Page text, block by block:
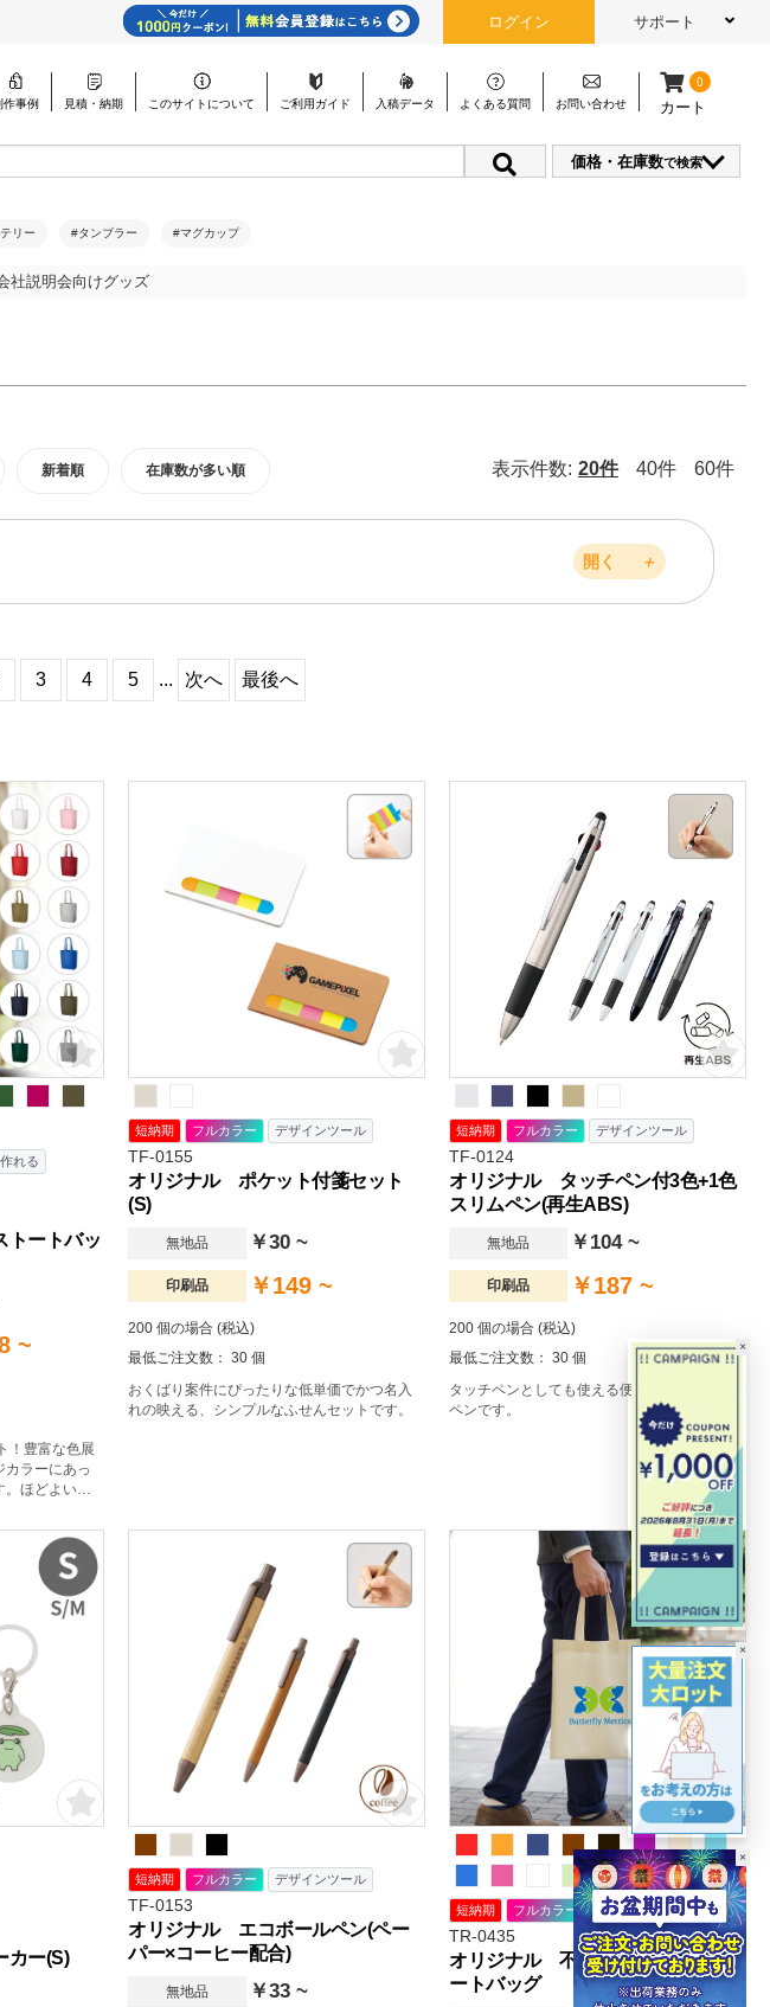
ログイン サポート
作事例
見積・納期 このサイトについて ご利用ガイド 入稿データ よくある質問 お問い合わせ
0
カート
価格・在庫数で検索
リー #タンブラー #マグカップ
社説明会向けグッズ
新着順 在庫数が多い順 表示件数: 20件 40件 60件
開く ＋
3 4 5 ... 次へ 最後へ
れる
ートバッ
~
！豊富な色展
カラーにあっ
。ほどよい厚
可能なので、
す。名入れ範
ンのため、
利用まで幅広
ります。
短納期 フルカラー デザインツール
TF-0155
オリジナル ポケット付箋セット
(S)
無地品 ￥30 ~
印刷品 ￥149 ~
200 個の場合 (税込)
最低ご注文数： 30 個
おくばり案件にぴったりな低単価でかつ名入
れの映える、シンプルなふせんセットです。
短納期 フルカラー デザインツール
TF-0124
オリジナル タッチペン付3色+1色
スリムペン(再生ABS)
無地品 ￥104 ~
印刷品 ￥187 ~
200 個の場合 (税込)
最低ご注文数： 30 個
タッチペンとしても使える便利な多色ボール
ペンです。
カー(S)
短納期 フルカラー デザインツール
TF-0153
オリジナル エコボールペン(ペー
パー×コーヒー配合)
無地品 ￥33 ~
短納期 フルカラー デザインツール
TR-0435
オリジナル 不織布A4フラットト
ートバッグ
×
×
×